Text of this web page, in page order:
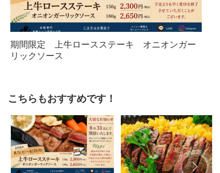
期間限定 上牛ロースステーキ オニオンガー
リックソース
こちらもおすすめです！